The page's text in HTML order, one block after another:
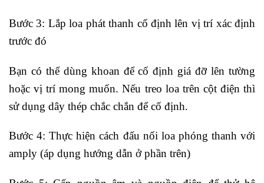
Bước 3: Lắp loa phát thanh cố định lên vị trí xác định
trước đó
Bạn có thể dùng khoan để cố định giá đỡ lên tường
hoặc vị trí mong muốn. Nếu treo loa trên cột điện thì
sử dụng dây thép chắc chắn để cố định.
Bước 4: Thực hiện cách đấu nối loa phóng thanh với
amply (áp dụng hướng dẫn ở phần trên)